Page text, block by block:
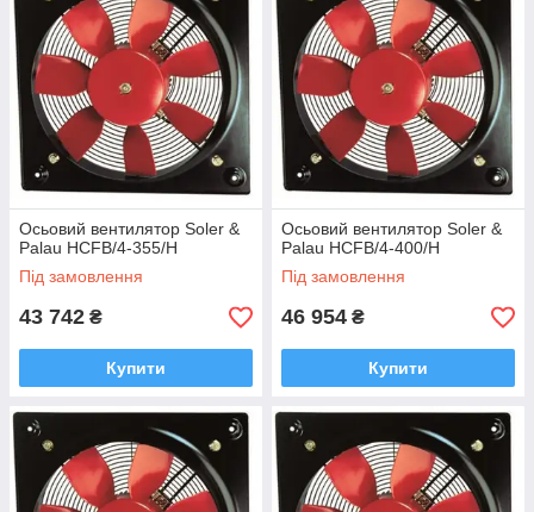
Осьовий вентилятор Soler &
Palau HCFB/4-355/H
Під замовлення
43 742 ₴
Купити
Осьовий вентилятор Soler &
Palau HCFB/4-400/H
Під замовлення
46 954 ₴
Купити